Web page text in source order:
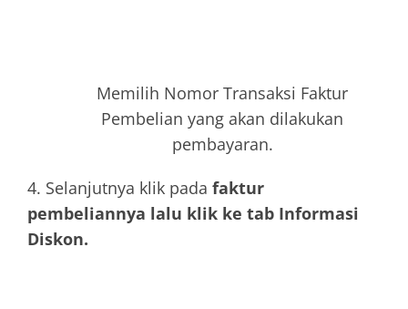
Memilih Nomor Transaksi Faktur
Pembelian yang akan dilakukan
pembayaran.
4. Selanjutnya klik pada faktur
pembeliannya lalu klik ke tab Informasi
Diskon.